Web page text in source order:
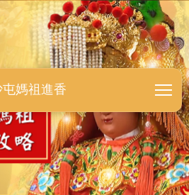
香全紀錄
媽祖進香